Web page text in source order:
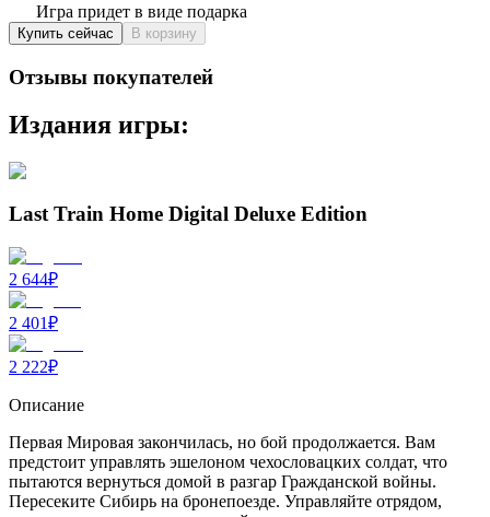
Игра придет в виде подарка
Купить сейчас В корзину
Отзывы покупателей
Издания игры:
Last Train Home Digital Deluxe Edition
2 644₽
2 401₽
2 222₽
Описание
Первая Мировая закончилась, но бой продолжается. Вам
предстоит управлять эшелоном чехословацких солдат, что
пытаются вернуться домой в разгар Гражданской войны.
Пересеките Сибирь на бронепоезде. Управляйте отрядом,